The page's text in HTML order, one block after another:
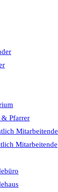
& Pfarrer
Mitarbeitende
Mitarbeitende